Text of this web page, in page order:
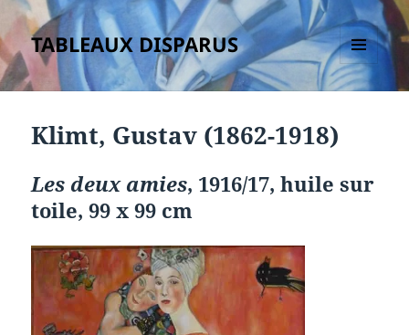
TABLEAUX DISPARUS
MENU
ET
Klimt, Gustav (1862-1918)
Les deux amies, 1916/17, huile sur
toile, 99 x 99 cm